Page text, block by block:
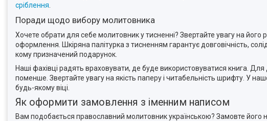
сріблення
Поради щодо вибору молитовника
Хочете обрати для себе молитовник у тисненні? Звертайте увагу на
оформлення. Шкіряна палітурка з тисненням гарантує довговічність,
кому призначений подарунок.
Наші фахівці радять враховувати, де буде використовуватися книга.
поменше. Звертайте увагу на якість паперу і читабельність шрифту. У
будь-якому віці.
Як оформити замовлення з іменним написом
Вам подобається православний молитовник українською? Замовте